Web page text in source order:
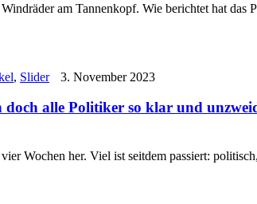
am Tannenkopf. Wie berichtet hat
, Slider 3. November 2023
doch alle Politiker so klar und
Wochen her. Viel ist seitdem passiert: